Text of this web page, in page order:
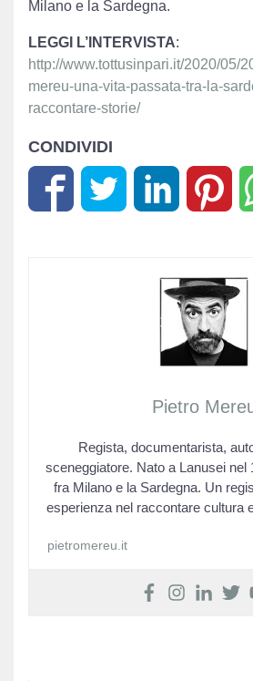
Milano e la Sardegna.
LEGGI L’INTERVISTA:
http://www.tottusinpari.it/2020/05/
mereu-una-vita-passata-tra-la-
raccontare-storie/
CONDIVIDI
Pietro
Regista, documentarista,
sceneggiatore. Nato a Lanusei nel
fra Milano e la Sardegna. Un
esperienza nel raccontare cultura
pietromereu.it